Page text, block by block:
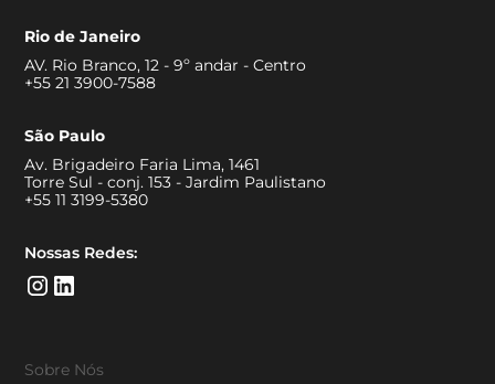
Rio de Janeiro
AV. Rio Branco, 12 - 9º andar - Centro
+55 21 3900-7588
São Paulo
Av. Brigadeiro Faria Lima, 1461
Torre Sul - conj. 153 - Jardim Paulistano
+55 11 3199-5380
Nossas Redes:
Sobre Nós